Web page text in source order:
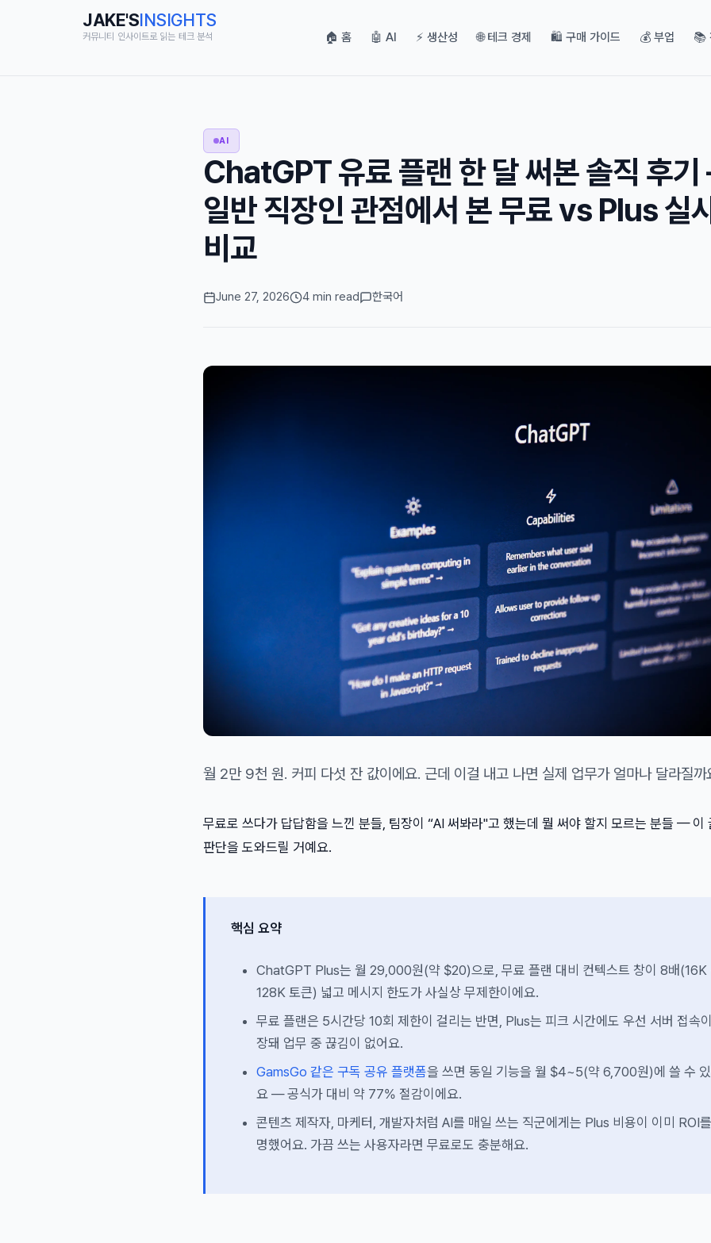
JAKE'SINSIGHTS
커뮤니티 인사이트로 읽는 테크 분석 🏠 홈 🤖 AI ⚡ 생산성 🌐 테크 경제 🛍️ 구매 가이드 💰 부업 📚
AI
ChatGPT 유료 플랜 한 달 써본 솔직 후
일반 직장인 관점에서 본 무료 vs Plus 실
비교
June 27, 2026 4 min read 한국어
월 2만 9천 원. 커피 다섯 잔 값이에요. 근데 이걸 내고 나면 실제 업무가 얼마나 달라질까
무료로 쓰다가 답답함을 느낀 분들, 팀장이 “AI 써봐라"고 했는데 뭘 써야 할지 모르는 분들 — 이
판단을 도와드릴 거예요.
핵심 요약
ChatGPT Plus는 월 29,000원(약 $20)으로, 무료 플랜 대비 컨텍스트 창이 8배
128K 토큰) 넓고 메시지 한도가 사실상 무제한이에요.
무료 플랜은 5시간당 10회 제한이 걸리는 반면, Plus는 피크 시간에도 우선 서버 접속
장돼 업무 중 끊김이 없어요.
GamsGo 같은 구독 공유 플랫폼을 쓰면 동일 기능을 월 $4~5(약 6,700원)에 쓸 수
요 — 공식가 대비 약 77% 절감이에요.
콘텐츠 제작자, 마케터, 개발자처럼 AI를 매일 쓰는 직군에게는 Plus 비용이 이미 ROI
명했어요. 가끔 쓰는 사용자라면 무료로도 충분해요.